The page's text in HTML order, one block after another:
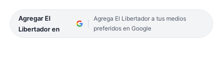
Agregar El
Libertador en
Agrega El Libertador a tus medios
preferidos en Google